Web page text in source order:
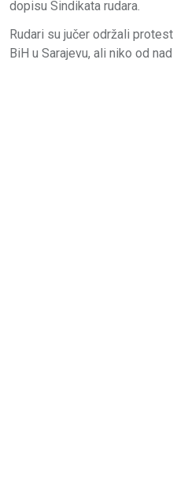
dopisu Sindikata rudara.
Rudari su jučer održali
BiH u Sarajevu, ali niko od